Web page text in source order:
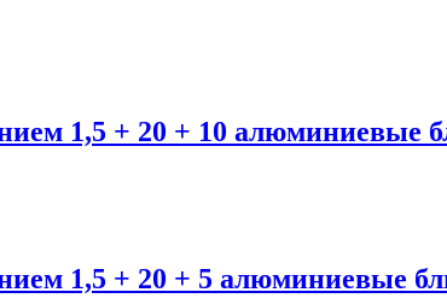
1,5 + 20 + 10 алюминиевые
1,5 + 20 + 5 алюминиевые